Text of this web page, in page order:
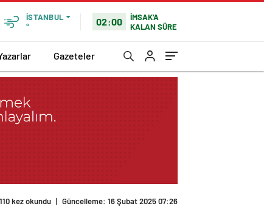
İSTANBUL
°
02:00
İMSAK'A
KALAN SÜRE
Gazeteler